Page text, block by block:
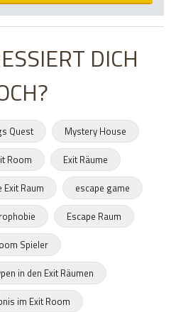
DICH
Quest
Mystery House
Room
Exit Räume
Exit Raum
escape game
Escape Raum
Spieler
in den Exit Räumen
im Exit Room